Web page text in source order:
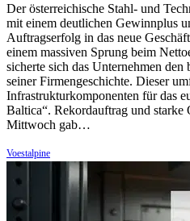
Der österreichische Stahl- und
mit einem deutlichen Gewinnplus
Auftragserfolg in das neue
einem massiven Sprung beim
sicherte sich das Unternehmen
seiner Firmengeschichte. Dieser
Infrastrukturkomponenten für das
Baltica“. Rekordauftrag und starke
Mittwoch gab…
Voestalpine